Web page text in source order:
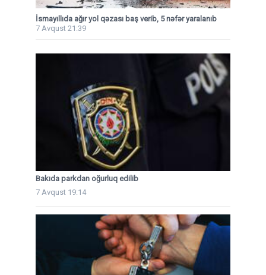
İsmayıllıda ağır yol qəzası baş verib, 5 nəfər yaralanıb
7 Avqust 21:39
Bakıda parkdan oğurluq edilib
7 Avqust 19:14